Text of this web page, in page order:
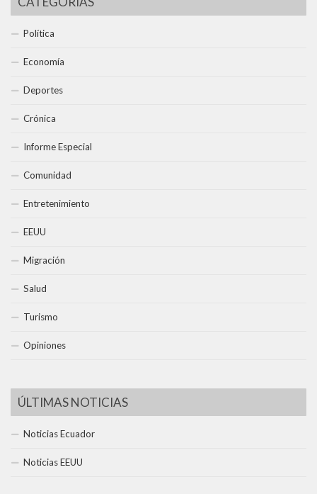
Política
Economía
Deportes
Crónica
Informe Especial
Comunidad
Entretenimiento
EEUU
Migración
Salud
Turismo
Opiniones
ÚLTIMAS NOTICIAS
Noticias Ecuador
Noticias EEUU